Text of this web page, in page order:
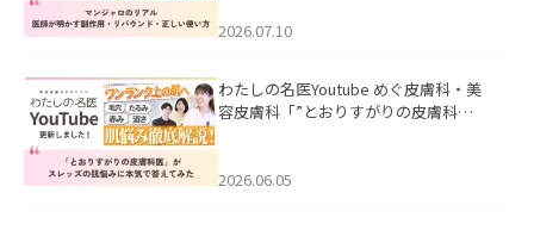
た。
2026.07.10
わたしの名医Youtube めぐ皮膚科・美
容皮膚科「”とおりすがりの皮膚科
2026.06.05